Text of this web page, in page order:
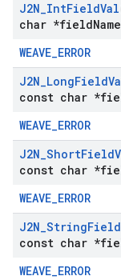
J2N_IntFieldVal
char *fieldName
WEAVE_ERROR
J2N_LongField
const char
WEAVE_ERROR
J2N_ShortField
const char
WEAVE_ERROR
J2N_StringField
const char
WEAVE_ERROR